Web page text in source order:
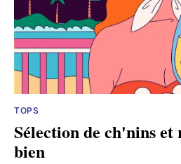
TOPS
Sélection de ch'nins et
bien